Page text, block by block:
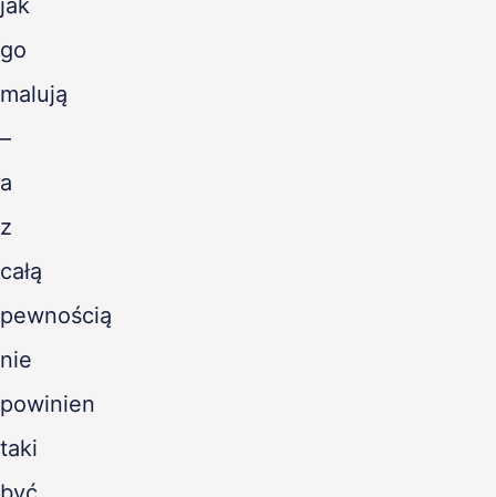
go
malują
–
a
z
całą
pewnością
nie
powinien
taki